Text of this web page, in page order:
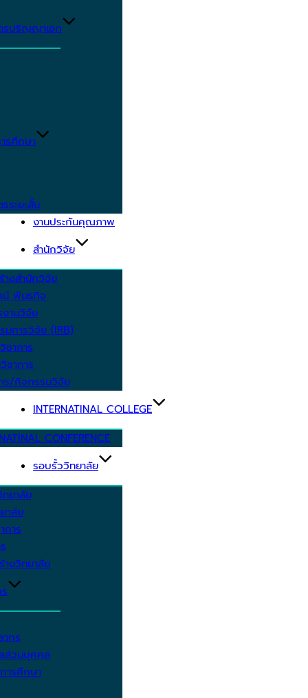
รปริญญาเอก
รศึกษา
ระยะสั้น
งานประกันคุณภาพ
สำนักวิจัย
างสำนักวิจัย
น์ พันธกิจ
งานวิจัย
มการวิจัย (IRB)
ชาการ
ชาการ
ร/กิจกรรมวิจัย
INTERNATINAL COLLEGE
CONFERENCE
รอบรั้ววิทยาลัย
ทยาลัย
าลัย
การ
างวิทยาลัย
กร
ส่วนบุคคล
ารศึกษา